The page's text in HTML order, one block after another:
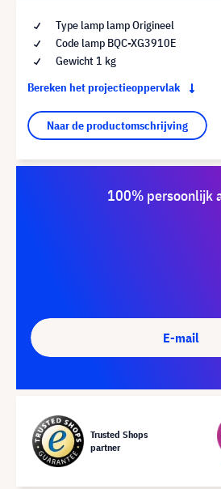
Type lamp lamp Origineel
Code lamp BQC-XG3910E
Gewicht 1 kg
Bereken het projectieoppervlak
Naar de productomschrijving
100% persoonlijk
E-mail
Trusted Shops
partner